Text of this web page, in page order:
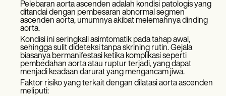
Pelebaran aorta ascenden adalah kondisi patologis yang
ditandai dengan pembesaran abnormal segmen
ascenden aorta, umumnya akibat melemahnya dinding
aorta.
Kondisi ini seringkali asimtomatik pada tahap awal,
sehingga sulit dideteksi tanpa skrining rutin. Gejala
biasanya bermanifestasi ketika komplikasi seperti
pembedahan aorta atau ruptur terjadi, yang dapat
menjadi keadaan darurat yang mengancam jiwa.
Faktor risiko yang terkait dengan dilatasi aorta ascenden
meliputi: